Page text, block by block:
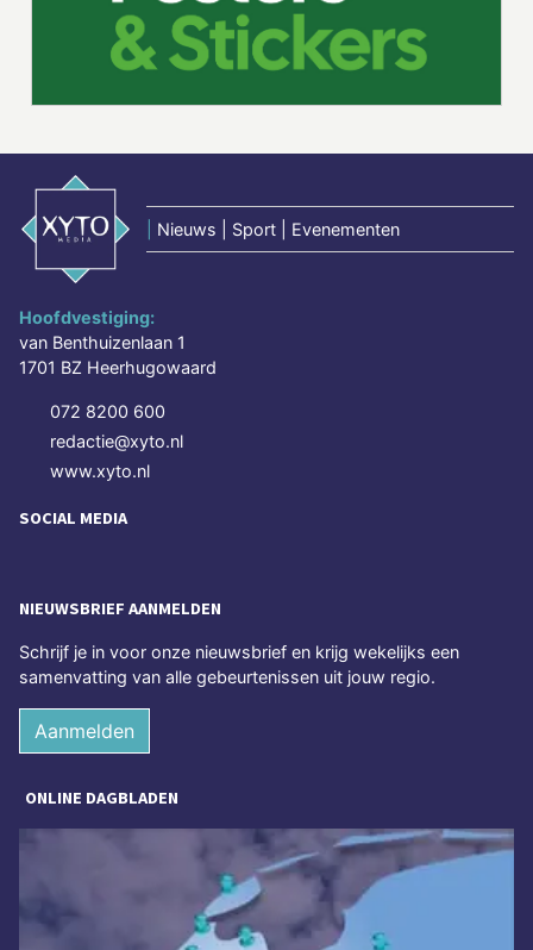
Nieuws | Sport | Evenementen
Hoofdvestiging:
van Benthuizenlaan 1
1701 BZ Heerhugowaard
072 8200 600
redactie@xyto.nl
www.xyto.nl
SOCIAL MEDIA
NIEUWSBRIEF AANMELDEN
Schrijf je in voor onze nieuwsbrief en krijg wekelijks een
samenvatting van alle gebeurtenissen uit jouw regio.
Aanmelden
ONLINE DAGBLADEN